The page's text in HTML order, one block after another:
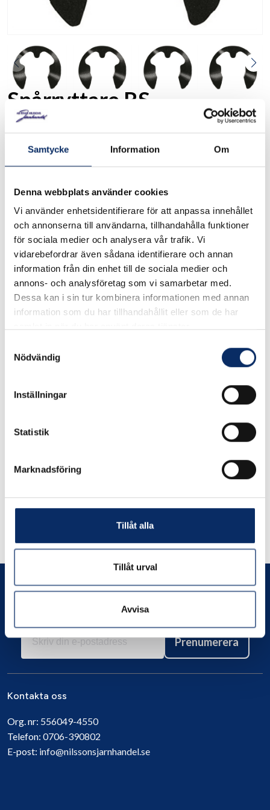
Samtycke Information Om
Denna webbplats använder cookies
Vi använder enhetsidentifierare för att anpassa innehållet
och annonserna till användarna, tillhandahålla funktioner
för sociala medier och analysera vår trafik. Vi
vidarebefordrar även sådana identifierare och annan
information från din enhet till de sociala medier och
annons- och analysföretag som vi samarbetar med.
Dessa kan i sin tur kombinera informationen med annan
information som du har tillhandahållit eller som de har
Nödvändig
Inställningar
Statistik
Marknadsföring
Tillåt alla
Tillåt urval
Avvisa
Spårryttare RS
Art. nr:15050
Fosfaterade Finns i många storlekar Förpackning: 10 st
I lager
Välj Storlek
Välj Storlek
remove
20kr
Lägg i varukorg
Liknande produkter
Andra har även tittat på
Prenumerera
Kontakta oss
Org. nr: 556049-4550
Telefon: 0706-390802
E-post: info@nilssonsjarnhandel.se